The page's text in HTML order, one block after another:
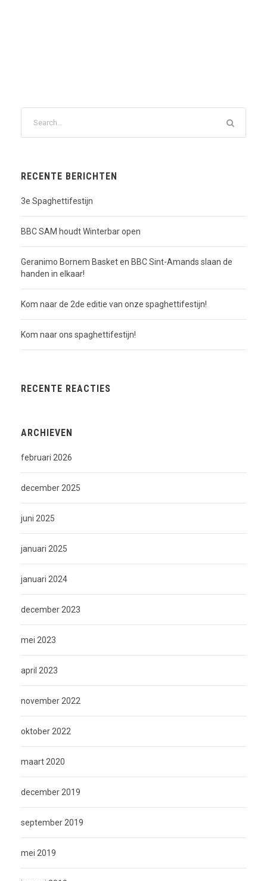
RECENTE BERICHTEN
3e Spaghettifestijn
BBC SAM houdt Winterbar open
Geranimo Bornem Basket en BBC Sint-Amands slaan de
handen in elkaar!
Kom naar de 2de editie van onze spaghettifestijn!
Kom naar ons spaghettifestijn!
RECENTE REACTIES
ARCHIEVEN
februari 2026
december 2025
juni 2025
januari 2025
januari 2024
december 2023
mei 2023
april 2023
november 2022
oktober 2022
maart 2020
december 2019
september 2019
mei 2019